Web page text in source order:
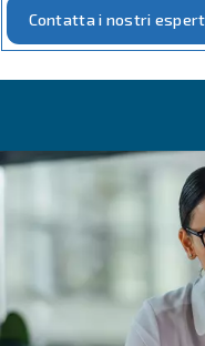
Come eseguire la
del compressore,la
programmata o i
serbatoio dell'aria
Segui il
Ceccato